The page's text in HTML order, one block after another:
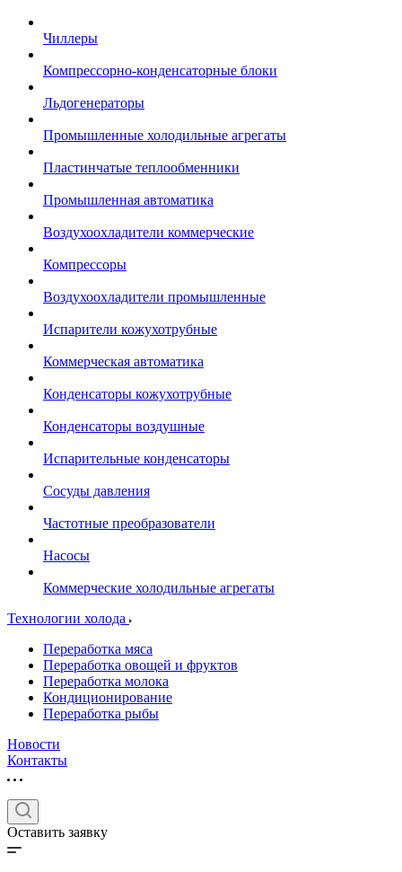
Чиллеры
Компрессорно-конденсаторные блоки
Льдогенераторы
Промышленные холодильные агрегаты
Пластинчатые теплообменники
Промышленная автоматика
Воздухоохладители коммерческие
Компрессоры
Воздухоохладители промышленные
Испарители кожухотрубные
Коммерческая автоматика
Конденсаторы кожухотрубные
Конденсаторы воздушные
Испарительные конденсаторы
Сосуды давления
Частотные преобразователи
Насосы
Коммерческие холодильные агрегаты
Технологии холода
Переработка мяса
Переработка овощей и фруктов
Переработка молока
Кондиционирование
Переработка рыбы
Новости
Контакты
Оставить заявку